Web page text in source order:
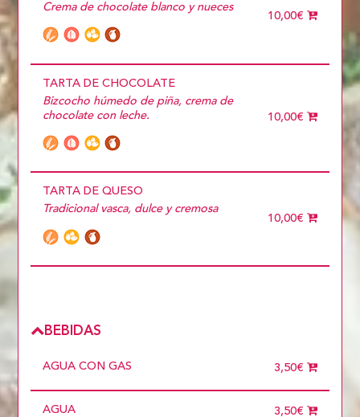
Crema de chocolate blanco y nueces
10,00€
TARTA DE CHOCOLATE
Bizcocho húmedo de piña, crema de
chocolate con leche.
10,00€
TARTA DE QUESO
Tradicional vasca, dulce y cremosa
10,00€
BEBIDAS
AGUA CON GAS 3,50€
AGUA 3,50€